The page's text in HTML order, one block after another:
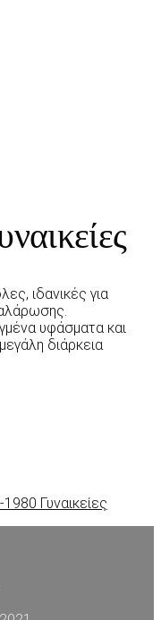
ιδανικές για
υφάσματα και
διάρκεια
Γυναικείες